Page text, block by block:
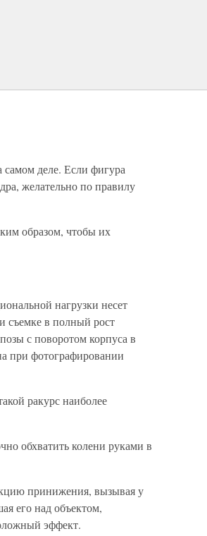
самом деле. Если фигура
желательно по правилу
образом, чтобы их
нагрузки несет
съемке в полный рост
с поворотом корпуса в
при фотографировании
ракурс наиболее
обхватить колени руками в
принижения, вызывая у
его над объектом,
эффект.